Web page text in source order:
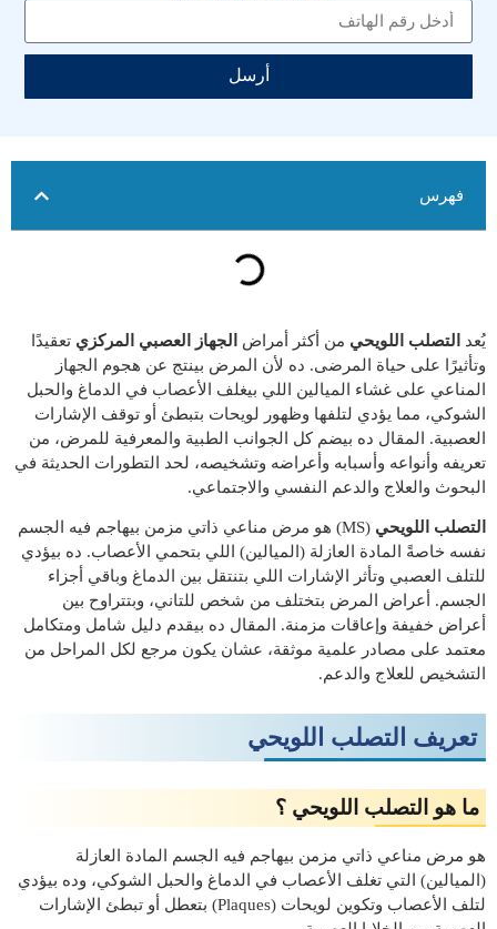
أرسل
فهرس
يُعد التصلب اللويحي من أكثر أمراض الجهاز العصبي المركزي تعقيدًا
وتأثيرًا على حياة المرضى. ده لأن المرض بينتج عن هجوم الجهاز
المناعي على غشاء الميالين اللي بيغلف الأعصاب في الدماغ والحبل
الشوكي، مما يؤدي لتلفها وظهور لويحات بتبطئ أو توقف الإشارات
العصبية. المقال ده بيضم كل الجوانب الطبية والمعرفية للمرض، من
تعريفه وأنواعه وأسبابه وأعراضه وتشخيصه، لحد التطورات الحديثة في
البحوث والعلاج والدعم النفسي والاجتماعي.
التصلب اللويحي
(MS) هو مرض مناعي ذاتي مزمن بيهاجم فيه الجسم
نفسه خاصةً المادة العازلة (الميالين) اللي بتحمي الأعصاب. ده بيؤدي
للتلف العصبي وتأثر الإشارات اللي بتنتقل بين الدماغ وباقي أجزاء
الجسم. أعراض المرض بتختلف من شخص للتاني، وبتتراوح بين
أعراض خفيفة وإعاقات مزمنة. المقال ده بيقدم دليل شامل ومتكامل
معتمد على مصادر علمية موثقة، عشان يكون مرجع لكل المراحل من
التشخيص للعلاج والدعم.
تعريف التصلب اللويحي
ما هو التصلب اللويحي ؟
هو مرض مناعي ذاتي مزمن بيهاجم فيه الجسم المادة العازلة
(الميالين) التي تغلف الأعصاب في الدماغ والحبل الشوكي، وده بيؤدي
لتلف الأعصاب وتكوين لويحات (Plaques) بتعطل أو تبطئ الإشارات